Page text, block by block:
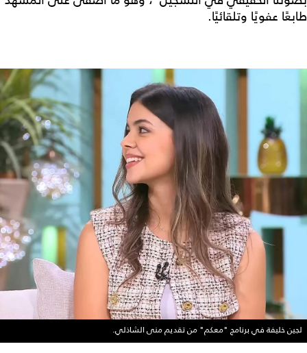
طابعًا عفويًا وتلقائيًا.
لجين خليفة في برنامج "معكم" من تقديم منى الشاذلي.